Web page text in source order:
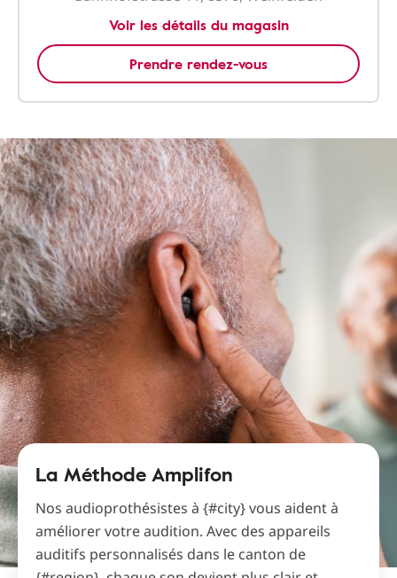
Voir les détails du magasin
Prendre rendez-vous
La Méthode Amplifon
Nos audioprothésistes à {#city} vous aident à
améliorer votre audition. Avec des appareils
auditifs personnalisés dans le canton de